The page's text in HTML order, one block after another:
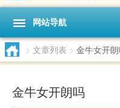
网站导航
> 文章列表 > 金牛女开
金牛女开朗吗